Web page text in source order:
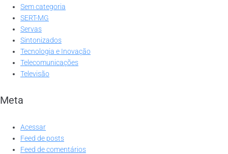
Sem categoria
SERT-MG
Servas
Sintonizados
Tecnologia e Inovação
Telecomunicações
Televisão
Meta
Acessar
Feed de posts
Feed de comentários